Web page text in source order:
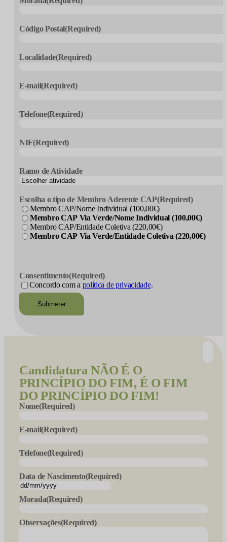
Código Postal(Required)
Localidade(Required)
E-mail(Required)
Telefone(Required)
NIF(Required)
Ramo de Atividade
Escolha o tipo de Membro Aderente CAP(Required)
Membro CAP/Nome Individual (100,00€)
Membro CAP Via Verde/Nome Individual (100,00€)
Membro CAP/Entidade Coletiva (220,00€)
Membro CAP Via Verde/Entidade Coletiva (220,00€)
Consentimento(Required)
Concordo com a política de privacidade.
CandidaturaNÃO É O
PRINCÍPIO DO FIM, É O FIM
DO PRINCÍPIO DO FIM!
Nome(Required)
E-mail(Required)
Telefone(Required)
Data de Nascimento(Required)
DD
slash
YYYY
Morada(Required)
Observações(Required)